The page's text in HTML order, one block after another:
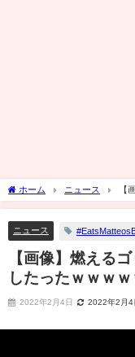
ホーム ニュース
【
ｗｗｗｗｗ
ニュース
【画像】燃える
したったｗｗｗｗ
2022年2月4日 2022年2月4